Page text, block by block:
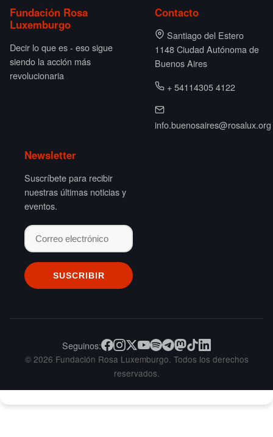
Fundación Rosa
Luxemburgo
Decir lo que es - eso sigue
siendo la acción más
revolucionaria
Contacto
Santiago del Estero
1148 Ciudad Autónoma de
Buenos Aires
+ 54114305 4122
info.buenosaires@rosalux.org
Newsletter
Suscríbete para recibir
nuestras últimas noticias y
eventos.
Seguinos:
© 2026 Fundación Rosa Luxemburgo. Todos los derechos
reservados.